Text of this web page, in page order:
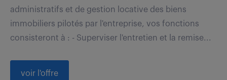
administratifs et de gestion locative des biens
immobiliers pilotés par l'entreprise, vos fonctions
consisteront à : - Superviser l'entretien et la remise...
voir l'offre